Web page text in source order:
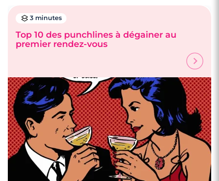
3 minutes
Top 10 des punchlines à dégainer au
premier rendez-vous